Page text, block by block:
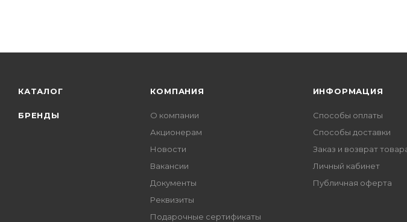
КАТАЛОГ
БРЕНДЫ
КОМПАНИЯ
О компании
Акционерам
Новости
Вакансии
Документы
Реквизиты
Подарочные сертификаты
ИНФОРМАЦИЯ
Способы оплаты
Способы доставки
Заказ и возврат
Личный кабинет
Публичная оферта